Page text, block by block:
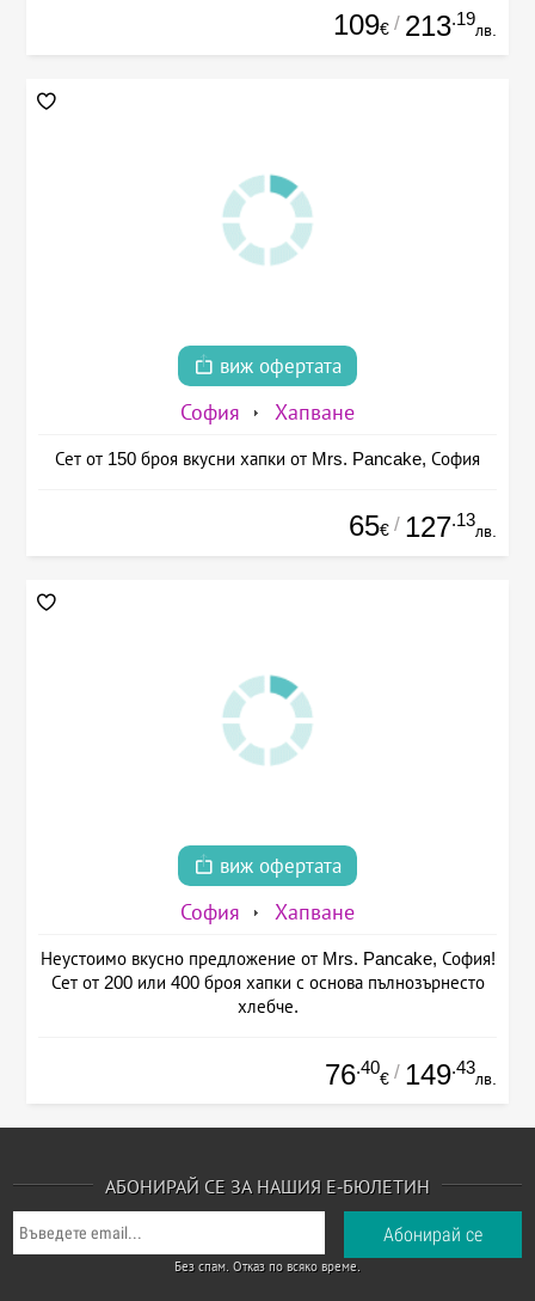
109€ / 213.19
лв.
виж офертата
София Хапване
Сет от 150 броя вкусни хапки от Mrs. Pancake, София
65€ / 127.13
лв.
виж офертата
София Хапване
Неустоимо вкусно предложение от Mrs. Pancake, София!
Сет от 200 или 400 броя хапки с основа пълнозърнесто
хлебче.
76.40
€ / 149.43
лв.
АБОНИРАЙ СЕ ЗА НАШИЯ Е-БЮЛЕТИН
Без спам. Отказ по всяко време.